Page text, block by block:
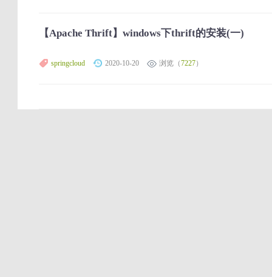
【Apache Thrift】windows下thrift的安装(一)
springcloud 2020-10-20 浏览（7227）